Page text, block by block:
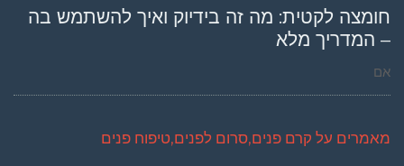
חומצה לקטית: מה זה בידיוק ואיך להשתמש בה
– המדריך מלא
אם
מאמרים על קרם פנים,סרום לפנים,טיפוח פנים